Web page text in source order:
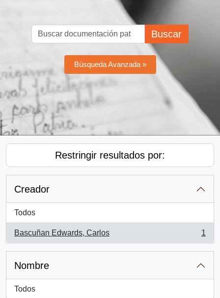
Buscar
Búsqueda Avanzada »
Restringir resultados por:
Creador
Todos
Bascuñan Edwards, Carlos
, 1 resultados
1
Nombre
Todos